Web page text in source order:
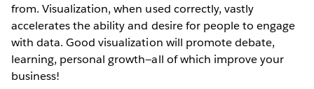
from. Visualization, when used correctly, vastly
accelerates the ability and desire for people to engage
with data. Good visualization will promote debate,
learning, personal growth—all of which improve your
business!